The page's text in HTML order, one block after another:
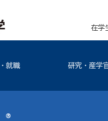
在学
就職 研究・産学
®